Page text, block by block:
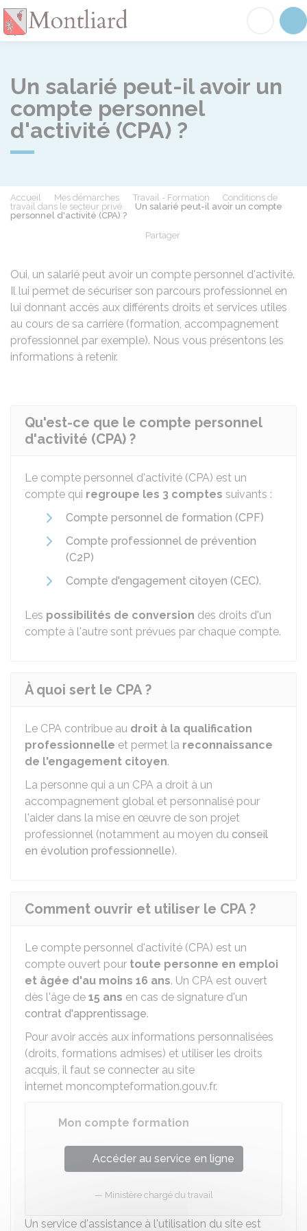
Un salarié peut-il avoir un
compte personnel
d'activité (CPA) ?
Accueil Mes démarches Travail - Formation
Conditions de
travail dans le secteur privé
Un salarié peut-il avoir un compte
personnel d'activité (CPA) ?
Partager
Oui, un salarié peut avoir un compte personnel d'activité.
Il lui permet de sécuriser son parcours professionnel en
lui donnant accès aux différents droits et services utiles
au cours de sa carrière (formation, accompagnement
professionnel par exemple). Nous vous présentons les
informations à retenir.
Qu'est-ce que le compte personnel
d'activité (CPA) ?
Le compte personnel d'activité (CPA) est un
compte qui regroupe les 3 comptes suivants :
Compte personnel de formation (CPF)
Compte professionnel de prévention
(C2P)
Compte d'engagement citoyen (CEC).
Les possibilités de conversion des droits d'un
compte à l'autre sont prévues par chaque compte.
À quoi sert le CPA ?
Le CPA contribue au droit à la qualification
professionnelle et permet la reconnaissance
de l'engagement citoyen.
La personne qui a un CPA a droit à un
accompagnement global et personnalisé pour
l'aider dans la mise en œuvre de son projet
professionnel (notamment au moyen du conseil
en évolution professionnelle).
Comment ouvrir et utiliser le CPA ?
Le compte personnel d'activité (CPA) est un
compte ouvert pour toute personne en emploi
et âgée d'au moins 16 ans. Un CPA est ouvert
dès l'âge de 15 ans en cas de signature d'un
contrat d'apprentissage.
Pour avoir accès aux informations personnalisées
(droits, formations admises) et utiliser les droits
acquis, il faut se connecter au site
internet moncompteformation.gouv.fr.
Mon compte formation
Accéder au service en ligne
Ministère chargé du travail
Un service d'assistance à l'utilisation du site est